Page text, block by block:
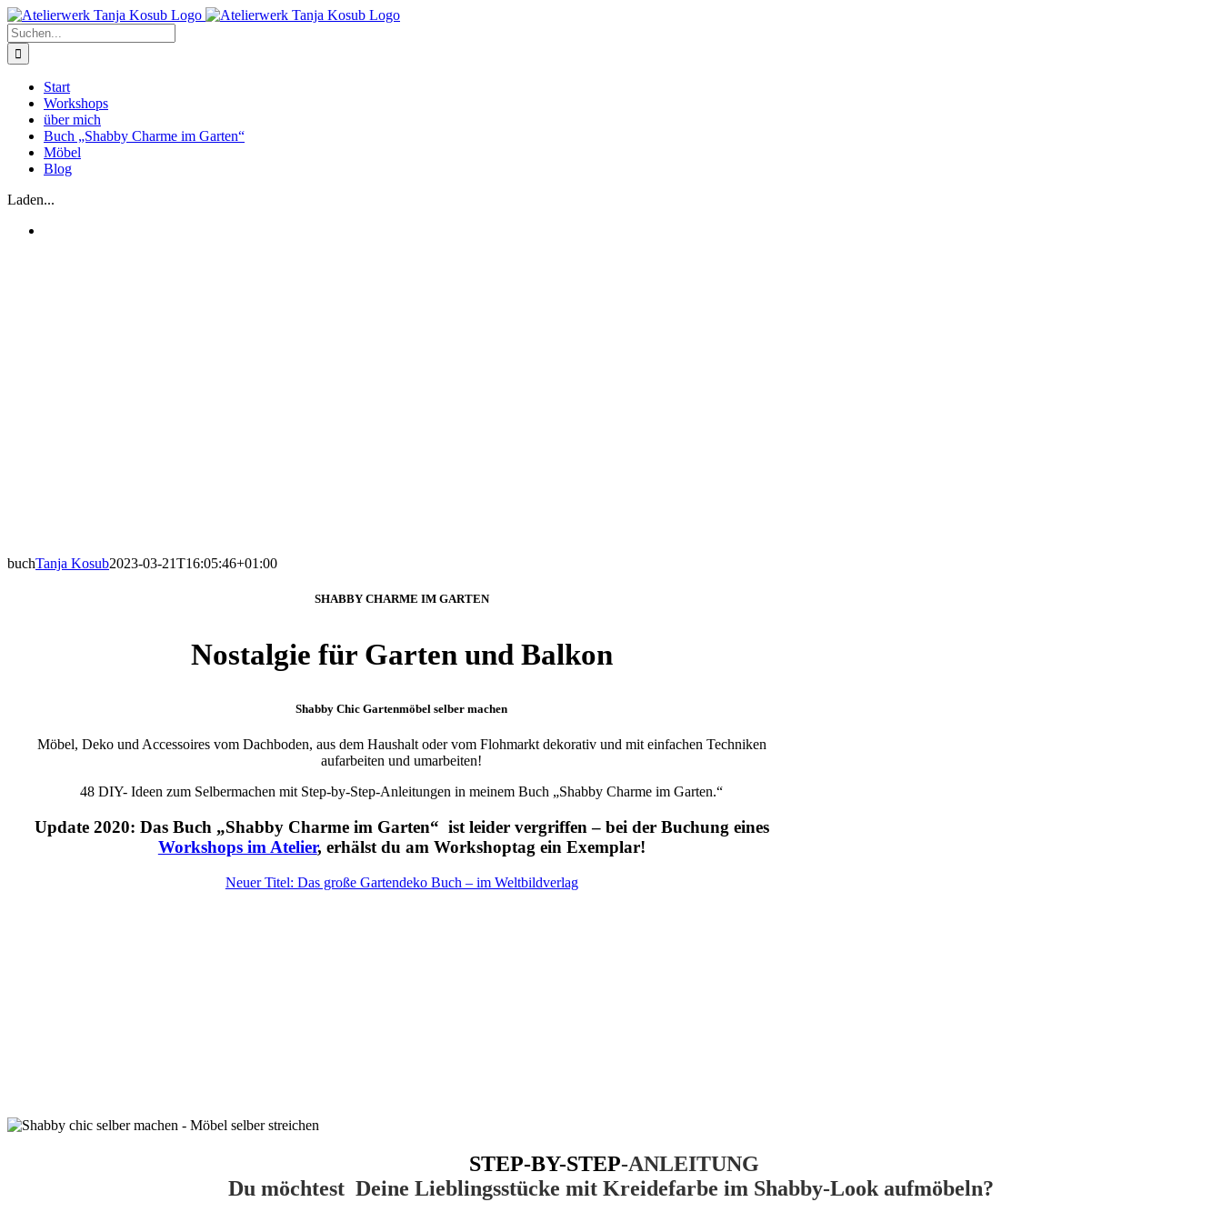
Zum
Inhalt
springen
Suche
nach:
Start
Workshops
über mich
Buch „Shabby Charme im Garten“
Möbel
Blog
Laden...
buchTanja Kosub2023-03-21T16:05:46+01:00
SHABBY CHARME IM GARTEN
Nostalgie für Garten und Balkon
Shabby Chic Gartenmöbel selber machen
Möbel, Deko und Accessoires vom Dachboden, aus dem Haushalt oder vom Flohmarkt dekorativ und mit einfachen Techniken
aufarbeiten und umarbeiten!
48 DIY- Ideen zum Selbermachen mit Step-by-Step-Anleitungen in meinem Buch „Shabby Charme im Garten.“
Update 2020: Das Buch „Shabby Charme im Garten“ ist leider vergriffen – bei der Buchung eines
Workshops im Atelier, erhälst du am Workshoptag ein Exemplar!
Neuer Titel: Das große Gartendeko Buch – im Weltbildverlag
STEP-BY-STEP-ANLEITUNG
Du möchtest Deine Lieblingsstücke mit Kreidefarbe im Shabby-Look aufmöbeln?